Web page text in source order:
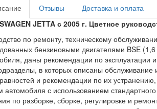
Отзывы
Доставка и оплата
JETTA с 2005 г. Цветное
по ремонту, техническому
бензиновыми двигателями BSE
даны рекомендации по эксплуатации
в которых описаны
и рекомендации по их
автомобиля с использованием
по разборке, сборке, регулировке и